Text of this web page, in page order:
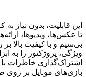
این قابلیت، بدون نیاز
تا عکس‌ها، ویدیوها،
ویژگی، پروژکتور را به
اشتراک‌گذاری خاطرات با
بازی‌های موبایل بر روی